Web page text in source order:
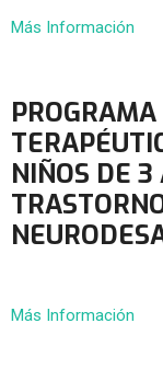
Más Información
NIÑOS DE 3
Más Información